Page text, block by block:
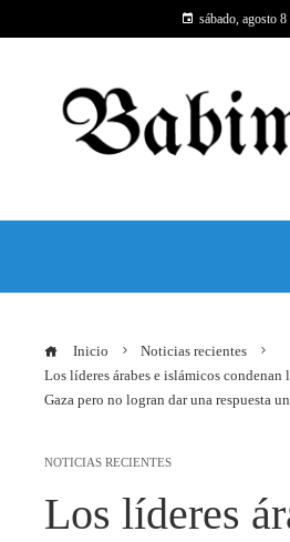
sábado, agosto 8
Inicio
Noticias recientes
Los líderes árabes e islámicos condenan
Gaza pero no logran dar una respuesta
NOTICIAS RECIENTES
Los líderes